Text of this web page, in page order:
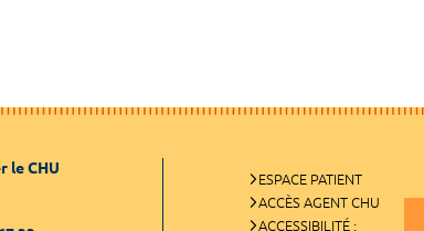
le CHU
ESPACE PATIENT
ACCÈS AGENT CHU
ACCESSIBILITÉ :